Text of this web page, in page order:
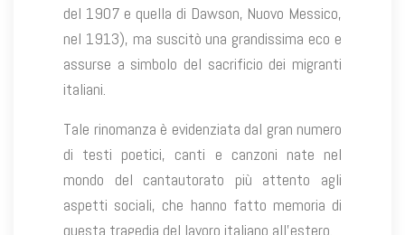
del 1907 e quella di Dawson, Nuovo Messico,
nel 1913), ma suscitò una grandissima eco e
assurse a simbolo del sacrificio dei migranti
italiani.
Tale rinomanza è evidenziata dal gran numero
di testi poetici, canti e canzoni nate nel
mondo del cantautorato più attento agli
aspetti sociali, che hanno fatto memoria di
questa tragedia del lavoro italiano all’estero.